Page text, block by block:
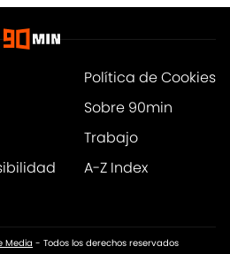
Política de Cookies
Sobre 90min
Trabajo
A-Z Index
Media - Todos los derechos reservados